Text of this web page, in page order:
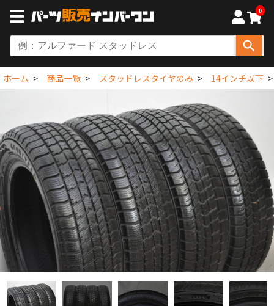
0
ホーム 商品一覧 スタッドレスタイヤのみ 14インチ以下